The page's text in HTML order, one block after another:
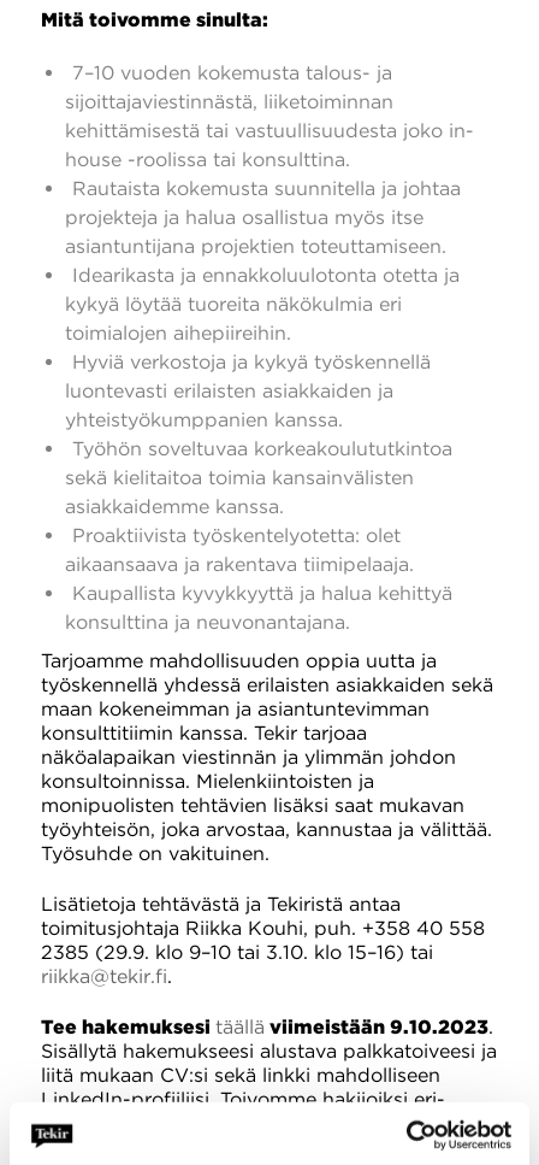
Mitä toivomme sinulta:
7–10 vuoden kokemusta talous- ja
sijoittajaviestinnästä, liiketoiminnan
kehittämisestä tai vastuullisuudesta joko in-
house -roolissa tai konsulttina.
Rautaista kokemusta suunnitella ja johtaa
projekteja ja halua osallistua myös itse
asiantuntijana projektien toteuttamiseen.
Idearikasta ja ennakkoluulotonta otetta ja
kykyä löytää tuoreita näkökulmia eri
toimialojen aihepiireihin.
Hyviä verkostoja ja kykyä työskennellä
luontevasti erilaisten asiakkaiden ja
yhteistyökumppanien kanssa.
Työhön soveltuvaa korkeakoulututkintoa
sekä kielitaitoa toimia kansainvälisten
asiakkaidemme kanssa.
Proaktiivista työskentelyotetta: olet
aikaansaava ja rakentava tiimipelaaja.
Kaupallista kyvykkyyttä ja halua kehittyä
konsulttina ja neuvonantajana.
Tarjoamme mahdollisuuden oppia uutta ja
työskennellä yhdessä erilaisten asiakkaiden sekä
maan kokeneimman ja asiantuntevimman
konsulttitiimin kanssa. Tekir tarjoaa
näköalapaikan viestinnän ja ylimmän johdon
konsultoinnissa. Mielenkiintoisten ja
monipuolisten tehtävien lisäksi saat mukavan
työyhteisön, joka arvostaa, kannustaa ja välittää.
Työsuhde on vakituinen.
Lisätietoja tehtävästä ja Tekiristä antaa
toimitusjohtaja Riikka Kouhi, puh. +358 40 558
2385 (29.9. klo 9–10 tai 3.10. klo 15–16) tai
riikka@tekir.fi.
Tee hakemuksesi täällä viimeistään 9.10.2023.
Sisällytä hakemukseesi alustava palkkatoiveesi ja
liitä mukaan CV:si sekä linkki mahdolliseen
LinkedIn-profiiliisi. Toivomme hakijoiksi eri-
ikäisiä, eri sukupuolien edustajia sekä kieli-,
kulttuuri- ja muihin vähemmistöihin kuuluvia